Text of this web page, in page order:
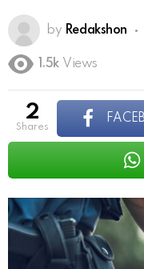
by Redakshon
1.5k Views
2
shares